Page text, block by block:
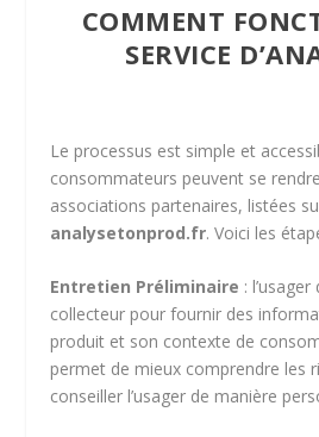
COMMENT
SERVICE
Le processus est simple et
consommateurs peuvent se
associations partenaires, listées
analysetonprod.fr. Voici les
Entretien Préliminaire :
collecteur pour fournir des
produit et son contexte de
permet de mieux comprendre les
conseiller l’usager de manière